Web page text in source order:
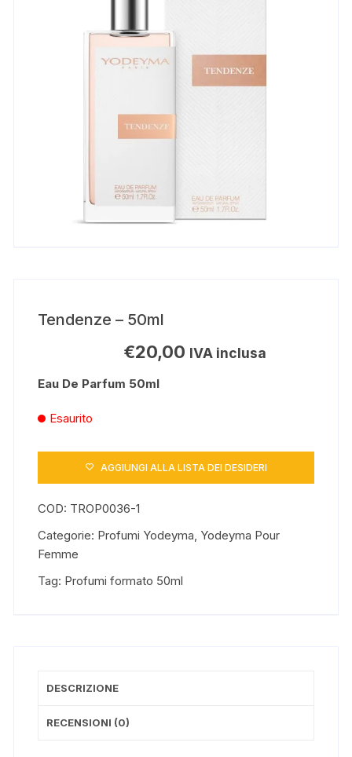
Tendenze – 50ml
€20,00 IVA inclusa
Eau De Parfum 50ml
Esaurito
AGGIUNGI ALLA LISTA DEI DESIDERI
COD: TROP0036-1
Categorie: Profumi Yodeyma, Yodeyma Pour
Femme
Tag: Profumi formato 50ml
DESCRIZIONE
RECENSIONI (0)